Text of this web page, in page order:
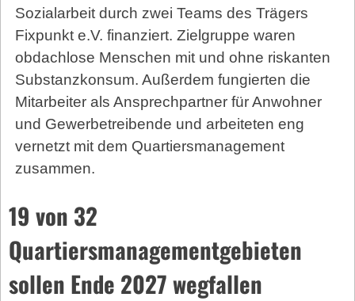
Sozialarbeit durch zwei Teams des Trägers
Fixpunkt e.V. finanziert. Zielgruppe waren
obdachlose Menschen mit und ohne riskanten
Substanzkonsum. Außerdem fungierten die
Mitarbeiter als Ansprechpartner für Anwohner
und Gewerbetreibende und arbeiteten eng
vernetzt mit dem Quartiersmanagement
zusammen.
19 von 32
Quartiersmanagementgebieten
sollen Ende 2027 wegfallen